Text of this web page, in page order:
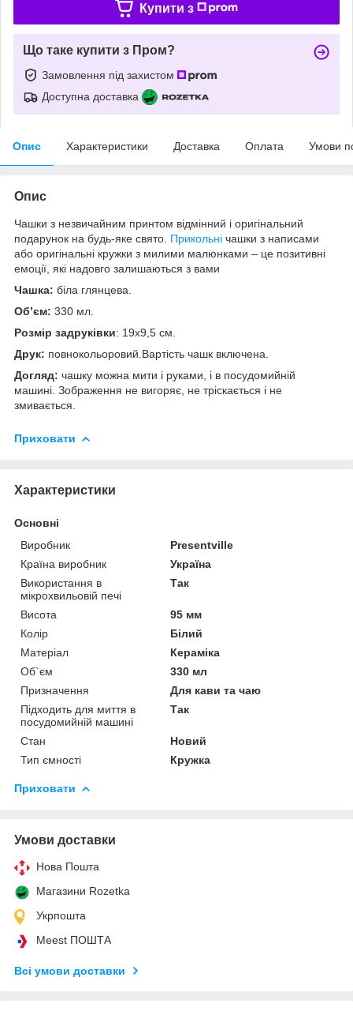
Купити з
Що таке купити з Пром?
Замовлення під захистом
Доступна доставка
Опис Характеристики Доставка Оплата Умови
Опис
Чашки з незвичайним принтом відмінний і оригінальний
подарунок на будь-яке свято. Прикольні чашки з написами
або оригінальні кружки з милими малюнками – це позитивні
емоції, які надовго залишаються з вами
Чашка: біла глянцева.
Об’єм: 330 мл.
Розмір задруківки: 19x9,5 см.
Друк: повнокольоровий.Вартість чашк включена.
Догляд: чашку можна мити і руками, і в посудомийній
машині. Зображення не вигоряє, не тріскається і не
змивається.
Приховати
Характеристики
Основні
Виробник
Presentville
Країна виробник
Україна
Використання в
мікрохвильовій печі
Так
Висота
95 мм
Колір
Білий
Матеріал
Кераміка
Об`єм
330 мл
Призначення
Для кави та чаю
Підходить для миття в
посудомийній машині
Так
Стан
Новий
Тип ємності
Кружка
Приховати
Умови доставки
Нова Пошта
Магазини Rozetka
Укрпошта
Meest ПОШТА
Всі умови доставки